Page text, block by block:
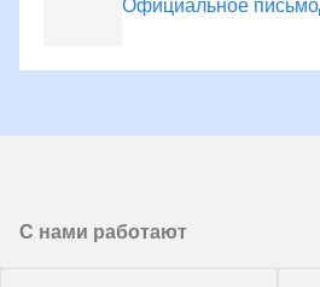
Официальное письмо
С нами работают